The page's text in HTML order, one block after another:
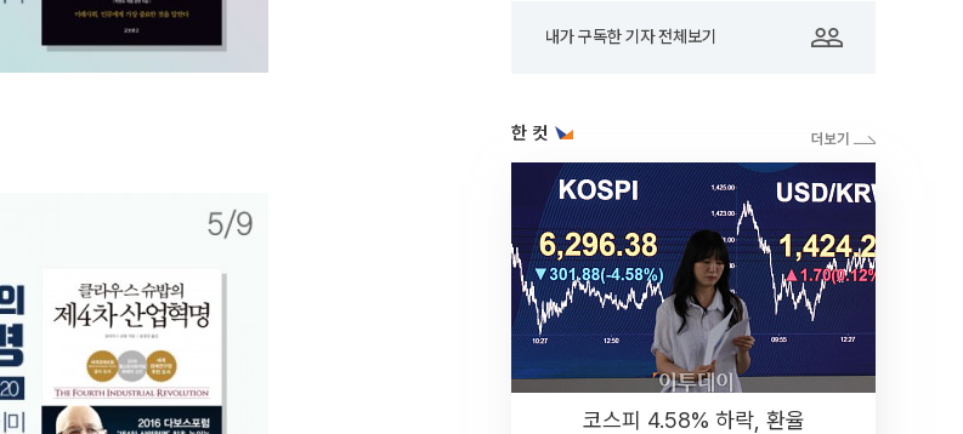
내가 구독한 기자 전체보기
한 컷
코스피 4.58% 하락, 환율